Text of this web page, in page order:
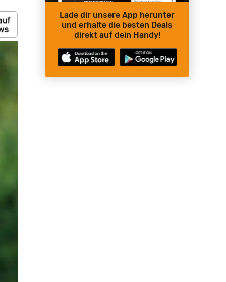
Lade dir unsere App herunter
und erhalte die besten Deals
direkt auf dein Handy!